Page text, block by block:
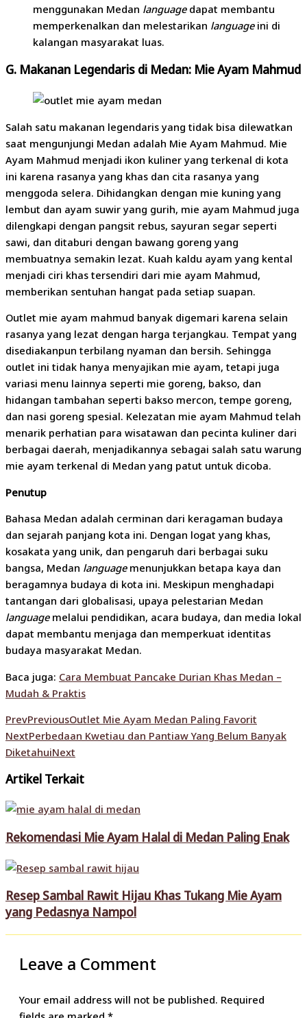
menggunakan Medan languagedapat membantu
memperkenalkan dan melestarikan languageini di
kalangan masyarakat luas.
G. Makanan Legendaris di Medan: Mie Ayam Mahmud
Salah satu makanan legendaris yang tidak bisa dilewatkan
saat mengunjungi Medan adalah Mie Ayam Mahmud. Mie
Ayam Mahmud menjadi ikon kuliner yang terkenal di kota
ini karena rasanya yang khas dan cita rasanya yang
menggoda selera. Dihidangkan dengan mie kuning yang
lembut dan ayam suwir yang gurih, mie ayam Mahmud juga
dilengkapi dengan pangsit rebus, sayuran segar seperti
sawi, dan ditaburi dengan bawang goreng yang
membuatnya semakin lezat. Kuah kaldu ayam yang kental
menjadi ciri khas tersendiri dari mie ayam Mahmud,
memberikan sentuhan hangat pada setiap suapan.
Outlet mie ayam mahmud banyak digemari karena selain
rasanya yang lezat dengan harga terjangkau. Tempat yang
disediakanpun terbilang nyaman dan bersih. Sehingga
outlet ini tidak hanya menyajikan mie ayam, tetapi juga
variasi menu lainnya seperti mie goreng, bakso, dan
hidangan tambahan seperti bakso mercon, tempe goreng,
dan nasi goreng spesial. Kelezatan mie ayam Mahmud telah
menarik perhatian para wisatawan dan pecinta kuliner dari
berbagai daerah, menjadikannya sebagai salah satu warung
mie ayam terkenal di Medan yang patut untuk dicoba.
Penutup
Bahasa Medan adalah cerminan dari keragaman budaya
dan sejarah panjang kota ini. Dengan logat yang khas,
kosakata yang unik, dan pengaruh dari berbagai suku
bangsa, Medan languagemenunjukkan betapa kaya dan
beragamnya budaya di kota ini. Meskipun menghadapi
tantangan dari globalisasi, upaya pelestarian Medan
languagemelalui pendidikan, acara budaya, dan media lokal
dapat membantu menjaga dan memperkuat identitas
budaya masyarakat Medan.
Baca juga: Cara Membuat Pancake Durian Khas Medan –
Mudah & Praktis
PrevPreviousOutlet Mie Ayam Medan Paling Favorit
NextPerbedaan Kwetiau dan Pantiaw Yang Belum Banyak
DiketahuiNext
Artikel Terkait
Rekomendasi Mie Ayam Halal di Medan Paling Enak
Resep Sambal Rawit Hijau Khas Tukang Mie Ayam
yang Pedasnya Nampol
Leave a Comment
Your email address will not be published. Required